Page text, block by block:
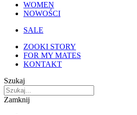
WOMEN
NOWOŚCI
SALE
ZOOKI STORY
FOR MY MATES
KONTAKT
Szukaj
Zamknij